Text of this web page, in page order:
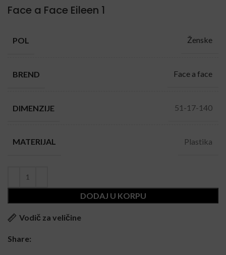
Face a Face Eileen 1
POL Ženske
BREND Face a face
DIMENZIJE 51-17-140
MATERIJAL Plastika
DODAJ U KORPU
Vodič za veličine
Share: